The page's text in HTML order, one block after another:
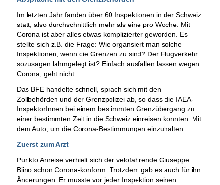
Im letzten Jahr fanden über 60 Inspektionen in der Schweiz
statt, also durchschnittlich mehr als eine pro Woche. Mit
Corona ist aber alles etwas komplizierter geworden. Es
stellte sich z.B. die Frage: Wie organsiert man solche
Inspektionen, wenn die Grenzen zu sind? Der Flugverkehr
sozusagen lahmgelegt ist? Einfach ausfallen lassen wegen
Corona, geht nicht.
Das BFE handelte schnell, sprach sich mit den
Zollbehörden und der Grenzpolizei ab, so dass die IAEA-
InspektorInnen bei einem bestimmten Grenzübergang zu
einer bestimmten Zeit in die Schweiz einreisen konnten. Mit
dem Auto, um die Corona-Bestimmungen einzuhalten.
Zuerst zum Arzt
Punkto Anreise verhielt sich der velofahrende Giuseppe
Biino schon Corona-konform. Trotzdem gab es auch für ihn
Änderungen. Er musste vor jeder Inspektion seinen